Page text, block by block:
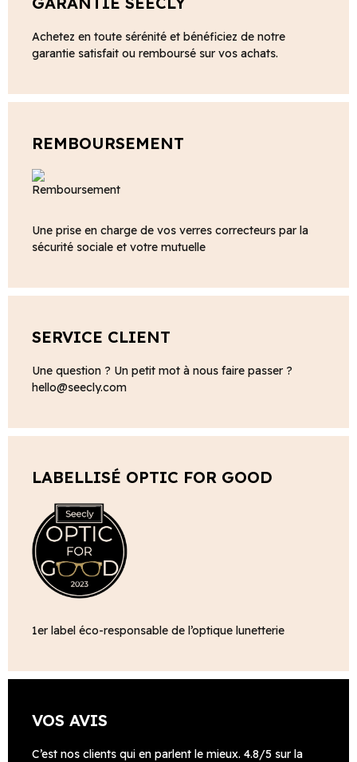
Achetez en toute sérénité et bénéficiez de notre
garantie satisfait ou remboursé sur vos achats.
REMBOURSEMENT
Une prise en charge de vos verres correcteurs par la
sécurité sociale et votre mutuelle
SERVICE CLIENT
Une question ? Un petit mot à nous faire passer ?
hello@seecly.com
LABELLISÉ OPTIC FOR GOOD
1er label éco-responsable de l’optique lunetterie
VOS AVIS
C’est nos clients qui en parlent le mieux. 4.8/5 sur la